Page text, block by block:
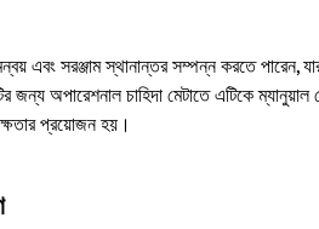
এবং সরঞ্জাম স্থানান্তর সম্পন্ন করতে পারেন,
জন্য অপারেশনাল চাহিদা মেটাতে এটিকে
প্রয়োজন হয়।